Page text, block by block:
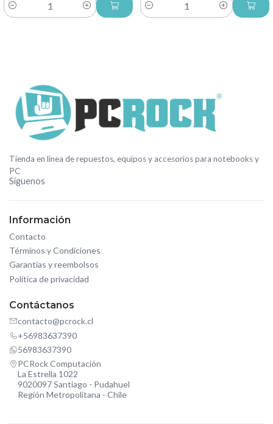
Cantidad Cantidad
Tienda en línea de repuestos, equipos y accesorios para notebooks y
PC
Síguenos
Información
Contacto
Términos y Condiciones
Garantías y reembolsos
Política de privacidad
Contáctanos
contacto@pcrock.cl
+56983637390
56983637390
PCRock Computación
La Estrella 1022
9020097 Santiago - Pudahuel
Región Metropolitana - Chile